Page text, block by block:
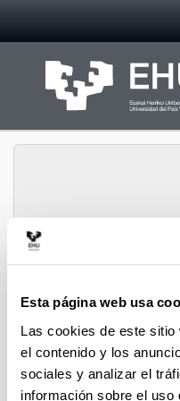
Esta página web usa
Las cookies de este
el contenido y los
sociales y analizar el
información sobre el uso
Desarrollo de
Consejo del